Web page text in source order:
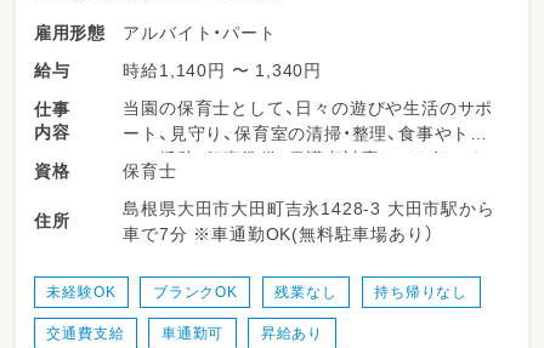
雇用形態
アルバイト・パート
給与
時給1,140円 〜 1,340円
仕事
内容
当園の保育士として、日々の遊びや生活のサポ
ート、見守り、保育室の清掃・整理、食事やトイ
レの援助、行事準備、保護者対応などを担いま
す。柔軟な保育環境の中で、子どもたち一人ひ
とりにしっかり向き合える時間が多くありま
す。勤務日数や時間は相談可能で、ライフスタ
＜スケジュール例＞
・06:30～登園
資格 保育士
住所
島根県大田市大田町吉永1428-3 大田市駅から
車で7分 ※車通勤OK(無料駐車場あり）
未経験OK ブランクOK 残業なし 持ち帰りなし
交通費支給 車通勤可 昇給あり